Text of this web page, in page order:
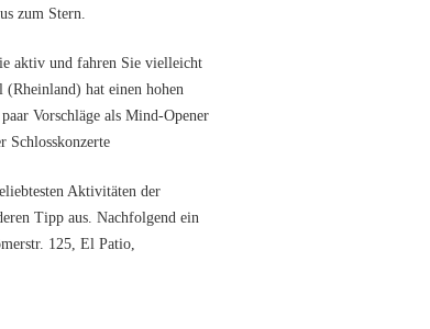
zum Stern.
aktiv und fahren Sie vielleicht
hat einen hohen
Vorschläge als Mind-Opener
Schlosskonzerte
Aktivitäten der
Tipp aus. Nachfolgend ein
125, El Patio,